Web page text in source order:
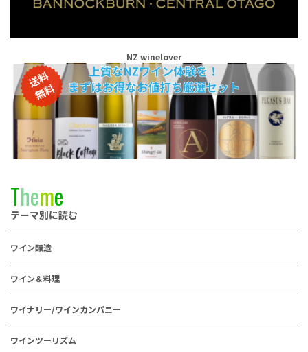
NZ winelover
Theme
テーマ別に読む
ワイン醸造
ワイン＆料理
ワイナリー/ワインカンパニー
ワインツーリズム